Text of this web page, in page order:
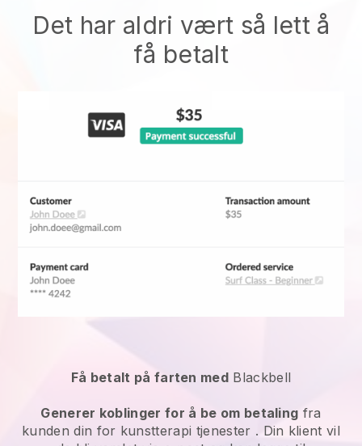
Det har aldri vært så lett å
få betalt
Få betalt på farten med Blackbell
Generer koblinger for å be om betaling fra
kunden din for kunstterapi tjenester . Din klient vil